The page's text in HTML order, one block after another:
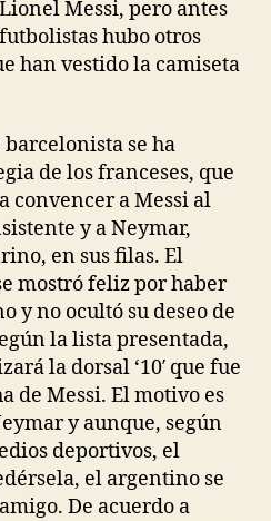
Messi, pero antes
hubo otros
han vestido la camiseta
se ha
de los franceses, que
convencer a Messi al
y a Neymar,
en sus filas. El
mostró feliz por haber
y no ocultó su deseo de
la lista presentada,
la dorsal ‘10′ que fue
de Messi. El motivo es
y aunque, según
deportivos, el
el argentino se
De acuerdo a